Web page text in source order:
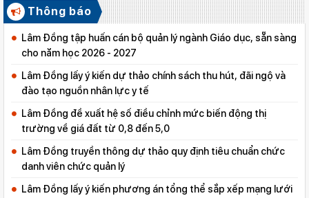
Thông báo
Lâm Đồng tập huấn cán bộ quản lý ngành Giáo dục, sẵn sàng
cho năm học 2026 - 2027
Lâm Đồng lấy ý kiến dự thảo chính sách thu hút, đãi ngộ và
đào tạo nguồn nhân lực y tế
Lâm Đồng đề xuất hệ số điều chỉnh mức biến động thị
trường về giá đất từ 0,8 đến 5,0
Lâm Đồng truyền thông dự thảo quy định tiêu chuẩn chức
danh viên chức quản lý
Lâm Đồng lấy ý kiến phương án tổng thể sắp xếp mạng lưới